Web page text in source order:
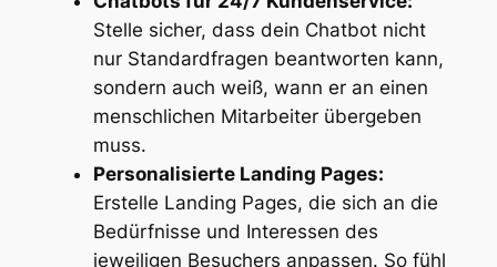
Stelle sicher, dass dein Chatbot nicht
nur Standardfragen beantworten kann,
sondern auch weiß, wann er an einen
menschlichen Mitarbeiter übergeben
muss.
Personalisierte Landing Pages:
Erstelle Landing Pages, die sich an die
Bedürfnisse und Interessen des
jeweiligen Besuchers anpassen. So fühl